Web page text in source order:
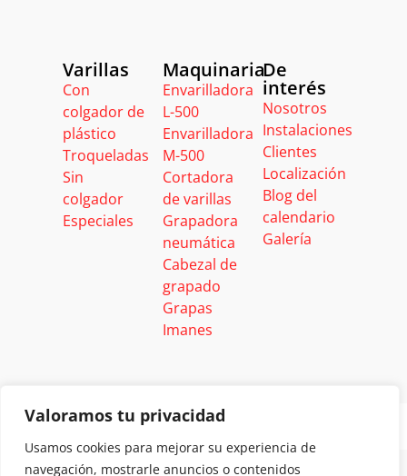
Valoramos tu privacidad
Usamos cookies para mejorar su experiencia de
navegación, mostrarle anuncios o contenidos
Varillas
Con
colgador de
plástico
Troqueladas
Sin
colgador
Especiales
Maquinaria
Envarilladora
L-500
Envarilladora
M-500
Cortadora
de varillas
Grapadora
neumática
Cabezal de
grapado
Grapas
Imanes
De
interés
Nosotros
Instalaciones
Clientes
Localización
Blog del
calendario
Galería